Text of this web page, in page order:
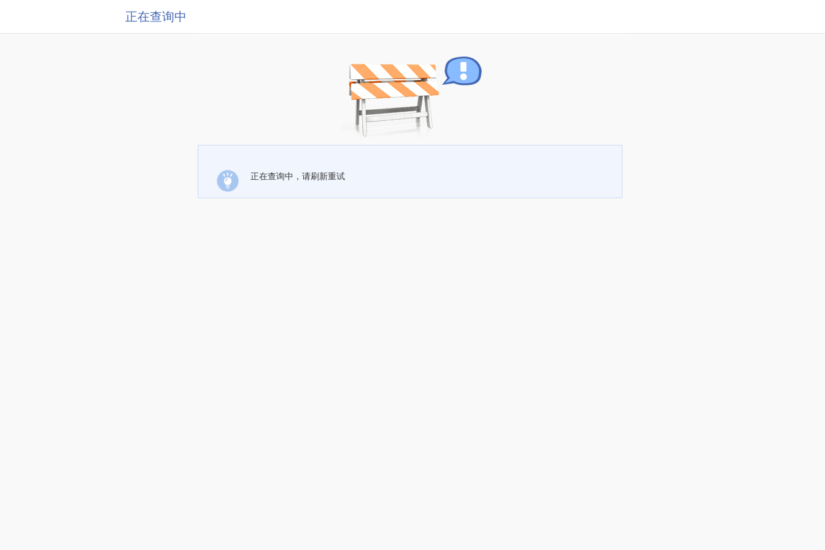
正在查询中
正在查询中，请刷新重试